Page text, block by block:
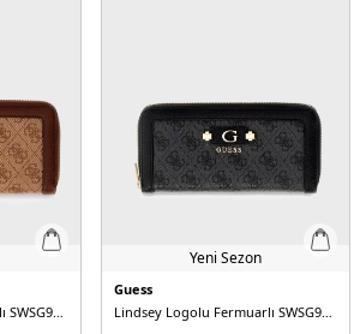
Lindsey Logolu Fermuarlı SWSG9749146 Kadın Cüzdan
Yeni Sezon
Guess
Lindsey Logolu Fermuarlı SWSG9749146 Kadın Cüzdan